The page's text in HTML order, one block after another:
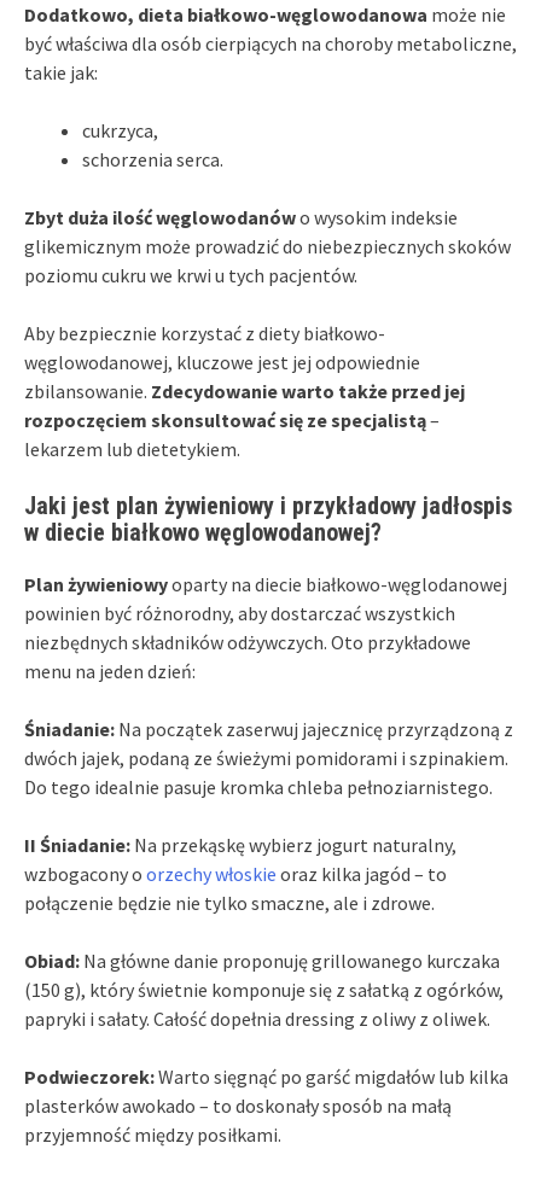
Dodatkowo, dieta białkowo-węglowodanowa może nie
być właściwa dla osób cierpiących na choroby metaboliczne,
takie jak:
cukrzyca,
schorzenia serca.
Zbyt duża ilość węglowodanówo wysokim indeksie
glikemicznym może prowadzić do niebezpiecznych skoków
poziomu cukru we krwi u tych pacjentów.
Aby bezpiecznie korzystać z diety białkowo-
węglowodanowej, kluczowe jest jej odpowiednie
zbilansowanie. Zdecydowanie warto także przed jej
rozpoczęciem skonsultować się ze specjalistą–
lekarzem lub dietetykiem.
Jaki jest plan żywieniowy i przykładowy jadłospis
w diecie białkowo węglowodanowej?
Plan żywieniowyoparty na diecie białkowo-węglodanowej
powinien być różnorodny, aby dostarczać wszystkich
niezbędnych składników odżywczych. Oto przykładowe
menu na jeden dzień:
Śniadanie: Na początek zaserwuj jajecznicę przyrządzoną z
dwóch jajek, podaną ze świeżymi pomidorami i szpinakiem.
Do tego idealnie pasuje kromka chleba pełnoziarnistego.
II Śniadanie: Na przekąskę wybierz jogurt naturalny,
wzbogacony o orzechy włoskie oraz kilka jagód – to
połączenie będzie nie tylko smaczne, ale i zdrowe.
Obiad: Na główne danie proponuję grillowanego kurczaka
(150 g), który świetnie komponuje się z sałatką z ogórków,
papryki i sałaty. Całość dopełnia dressing z oliwy z oliwek.
Podwieczorek:Warto sięgnąć po garść migdałów lub kilka
plasterków awokado – to doskonały sposób na małą
przyjemność między posiłkami.